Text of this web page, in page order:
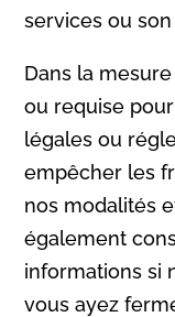
services ou
Dans la
ou requise
légales ou
empêcher les
nos modalités
également
informations si
vous ayez